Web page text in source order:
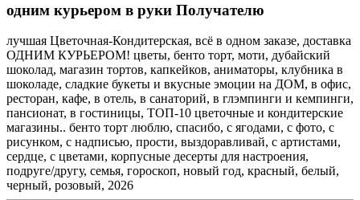
одним курьером в руки Получателю
лучшая Цветочная-Кондитерская, всё в одном заказе, доставка
ОДНИМ КУРЬЕРОМ! цветы, бенто торт, моти, дубайский
шоколад, магазин тортов, капкейков, аниматоры, клубника в
шоколаде, сладкие букеты и вкусные эмоции на ДОМ, в офис,
ресторан, кафе, в отель, в санаторий, в глэмпинги и кемпинги,
пансионат, в гостиницы, ТОП-10 цветочные и кондитерские
магазины.. бенто торт люблю, спасибо, с ягодами, с фото, с
рисунком, с надписью, прости, выздоравливай, с артистами,
сердце, с цветами, корпусные десерты для настроения,
подруге/другу, семья, гороскоп, новый год, красный, белый,
черный, розовый, 2026